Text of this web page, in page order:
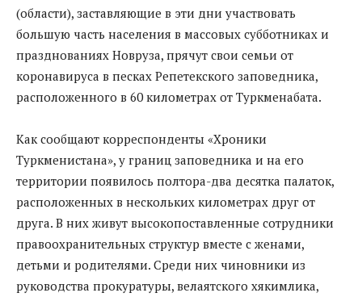
(области), заставляющие в эти дни участвовать
большую часть населения в массовых субботниках и
празднованиях Новруза, прячут свои семьи от
коронавируса в песках Репетекского заповедника,
расположенного в 60 километрах от Туркменабата.
Как сообщают корреспонденты «Хроники
Туркменистана», у границ заповедника и на его
территории появилось полтора-два десятка палаток,
расположенных в нескольких километрах друг от
друга. В них живут высокопоставленные сотрудники
правоохранительных структур вместе с женами,
детьми и родителями. Среди них чиновники из
руководства прокуратуры, велаятского хякимлика,